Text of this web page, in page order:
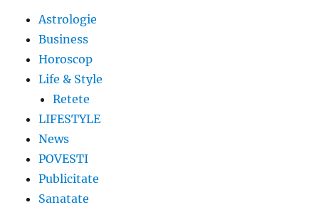
Astrologie
Business
Horoscop
Life & Style
Retete
LIFESTYLE
News
POVESTI
Publicitate
Sanatate